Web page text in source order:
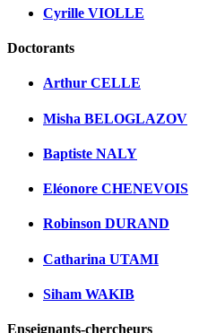
Cyrille VIOLLE
Doctorants
Arthur CELLE
Misha BELOGLAZOV
Baptiste NALY
Eléonore CHENEVOIS
Robinson DURAND
Catharina UTAMI
Siham WAKIB
Enseignants-chercheurs